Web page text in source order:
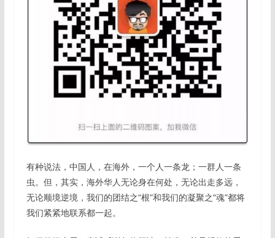
有种说法，中国人，在海外，一个人一条龙；一群人一条
虫。但，其实，海外华人无论身在何处，无论出走多远，
无论顺境逆境，我们的团结之“根”和我们的凝聚之“魂”都将
我们紧紧地联系都一起。